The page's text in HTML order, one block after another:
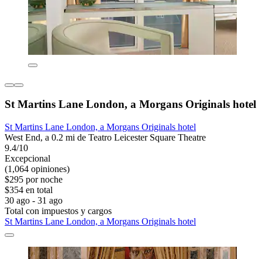
St Martins Lane London, a Morgans Originals hotel
St Martins Lane London, a Morgans Originals hotel
West End, a 0.2 mi de Teatro Leicester Square Theatre
9.4/10
Excepcional
(1,064 opiniones)
$295 por noche
$354 en total
30 ago - 31 ago
Total con impuestos y cargos
St Martins Lane London, a Morgans Originals hotel